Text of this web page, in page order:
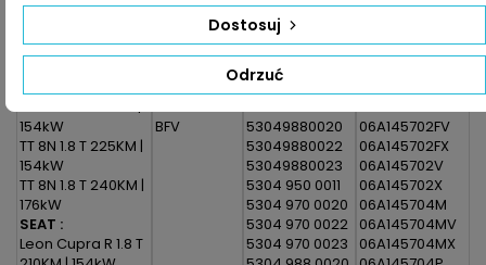
Pojazdu Silnika Turbosprężarki
OEM
AUDI :
S3 8L 1.8 T 225KM |
154kW
TT 8N 1.8 T 225KM |
154kW
TT 8N 1.8 T 240KM |
176kW
SEAT :
Leon Cupra R 1.8 T
AMK
BAM
BFV
53049500011
53049700020
53049700022
53049700023
53049880020
53049880022
53049880023
5304 950 0011
5304 970 0020
5304 970 0022
5304 970 0023
06A145701M
06A145702F
06A145702FV
06A145702FX
06A145702V
06A145702X
06A145704M
06A145704MV
06A145704MX
Odrzuć
Dostosuj